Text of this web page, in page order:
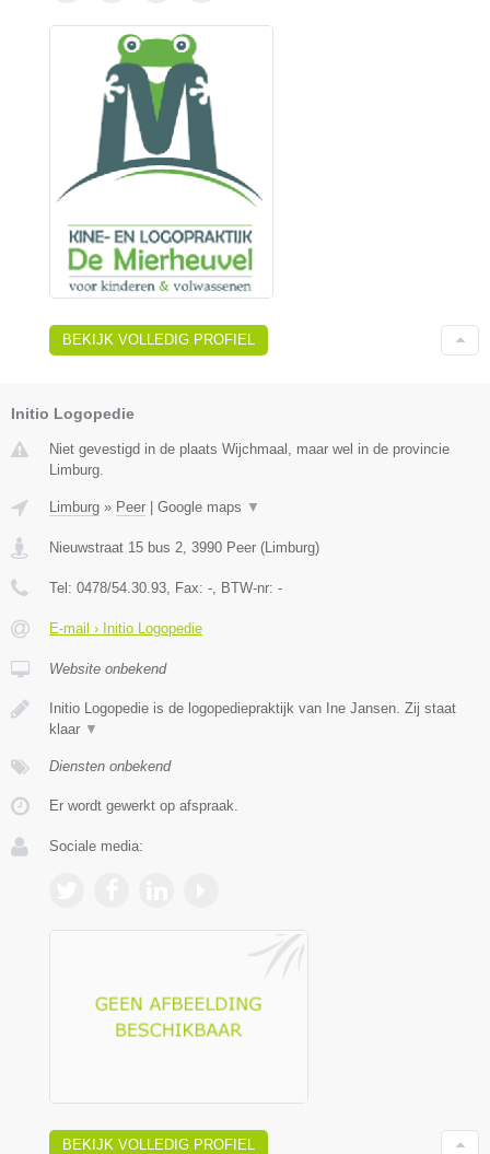
BEKIJK VOLLEDIG PROFIEL
Initio Logopedie
Niet gevestigd in de plaats Wijchmaal, maar wel in de provincie
Limburg.
Limburg » Peer Google maps ▼
Nieuwstraat 15 bus 2 3990 Peer ( Limburg)
Tel: 0478/54.30.93 , Fax: - , BTW-nr: -
E-mail › Initio Logopedie
Website onbekend
Initio Logopedie is de logopediepraktijk van Ine Jansen. Zij staat
klaar ▼
Diensten onbekend
Er wordt gewerkt op afspraak.
Sociale media:
BEKIJK VOLLEDIG PROFIEL